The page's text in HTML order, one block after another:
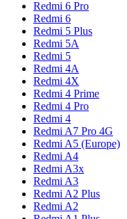
Redmi 6 Pro
Redmi 6
Redmi 5 Plus
Redmi 5A
Redmi 5
Redmi 4A
Redmi 4X
Redmi 4 Prime
Redmi 4 Pro
Redmi 4
Redmi A7 Pro 4G
Redmi A5 (Europe)
Redmi A4
Redmi A3x
Redmi A3
Redmi A2 Plus
Redmi A2